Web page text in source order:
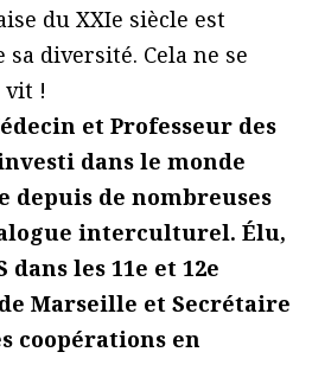
du XXIe siècle est
diversité. Cela ne se
vit !
et Professeur des
dans le monde
de nombreuses
interculturel. Élu,
les 11e et 12e
Marseille et Secrétaire
coopérations en